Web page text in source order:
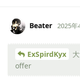
Beater 2025年
ExSpirdKyx
offer